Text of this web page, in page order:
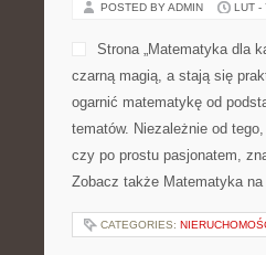
POSTED BY ADMIN LUT -
Strona „Matematyka dla
czarną magią, a stają się
ogarnić matematykę od
tematów. Niezależnie od
czy po prostu pasjonatem,
Zobacz także Matematyka
CATEGORIES: